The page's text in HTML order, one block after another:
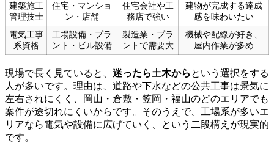
建築施工
管理技士
住宅・マンショ
ン・店舗
住宅会社や工
務店で強い
建物が完成する達成
感を味わいたい
電気工事
系資格
工場設備・プラ
ント・ビル設備
製造業・プラ
ントで需要大
機械や配線が好き、
屋内作業が多め
現場で長く見ていると、 迷ったら土木から という選択をする
人が多いです。理由は、道路や下水などの公共工事は景気に
左右されにくく、岡山・倉敷・笠岡・福山のどのエリアでも
案件が途切れにくいからです。そのうえで、工場系が多いエ
リアなら電気や設備に広げていく、という二段構えが現実的
です。